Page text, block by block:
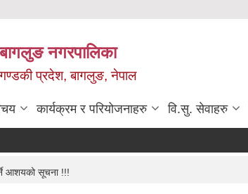
बागलुङ नगरपालिका
गण्डकी प्रदेश, बागलुङ, नेपाल
कार्यक्रम र परियोजनाहरु वि.सु. सेवाहरु
आशयको सूचना !!!